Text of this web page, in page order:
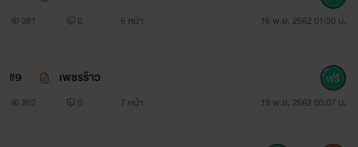
381 0 6 หน้า 16 พ.ย. 2562 01:30 น.
#9 เพชรร้าว
202 0 7 หน้า 19 พ.ย. 2562 00:07 น.